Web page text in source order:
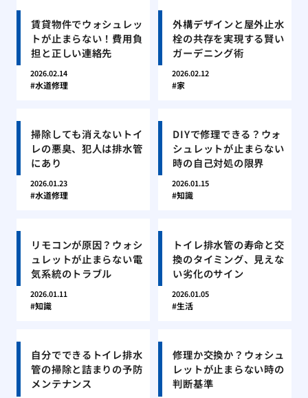
賃貸物件でウォシュレッ
トが止まらない！費用負
担と正しい連絡先
2026.02.14
水道修理
外構デザインと屋外止水
栓の共存を実現する賢い
ガーデニング術
2026.02.12
家
掃除しても消えないトイ
レの悪臭、犯人は排水管
にあり
2026.01.23
水道修理
DIYで修理できる？ウォ
シュレットが止まらない
時の自己対処の限界
2026.01.15
知識
リモコンが原因？ウォシ
ュレットが止まらない電
気系統のトラブル
2026.01.11
知識
トイレ排水管の寿命と交
換のタイミング、見えな
い劣化のサイン
2026.01.05
生活
自分でできるトイレ排水
管の掃除と詰まりの予防
メンテナンス
修理か交換か？ウォシュ
レットが止まらない時の
判断基準